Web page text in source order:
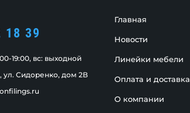
18 39
19:00, вс: выходной
ул. Сидоренко, дом 2В
Главная
Новости
Линейки мебели
Оплата и доставка
О компании